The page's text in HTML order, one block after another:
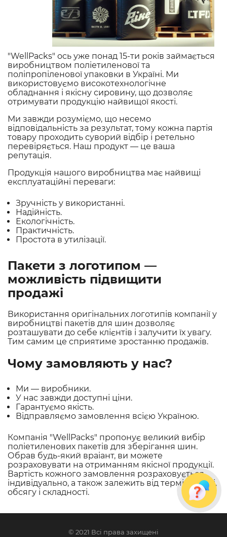
"WellPacks" ось уже понад 15-ти років займається
виробництвом поліетиленової та
поліпропіленової упаковки в Україні. Ми
використовуємо високотехнологічне
обладнання і якісну сировину, що дозволяє
отримувати продукцію найвищої якості.
Ми завжди розуміємо, що несемо
відповідальність за результат, тому кожна партія
товару проходить суворий відбір і ретельно
перевіряється. Наш продукт — це ваша
репутація.
Продукція нашого виробництва має найвищі
експлуатаційні переваги:
Зручність у використанні.
Надійність.
Екологічність.
Практичність.
Простота в утилізації.
Пакети з логотипом —
можливість підвищити
продажі
Використання оригінальних логотипів компанії у
виробництві пакетів для шин дозволяє
розташувати до себе клієнтів і залучити їх увагу.
Тим самим це сприятиме зростанню продажів.
Чому замовляють у нас?
Ми — виробники.
У нас завжди доступні ціни.
Гарантуємо якість.
Відправляємо замовлення всією Україною.
Компанія "WellPacks" пропонує великий вибір
поліетиленових пакетів для зберігання шин.
Обрав будь-який враіант, ви можете
розраховувати на отриманням якісної продукції.
Вартість кожного замовлення розраховується
індивідуально, а також залежить від терміновості,
обсягу і складності.
© 2021 Всі права захищені